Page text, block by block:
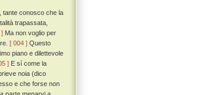
tante conosco che la
trapassata,
] Ma non voglio per
[ 004 ] Questo
piano e dilettevole
] E sí come la
noia (dico
e che forse non